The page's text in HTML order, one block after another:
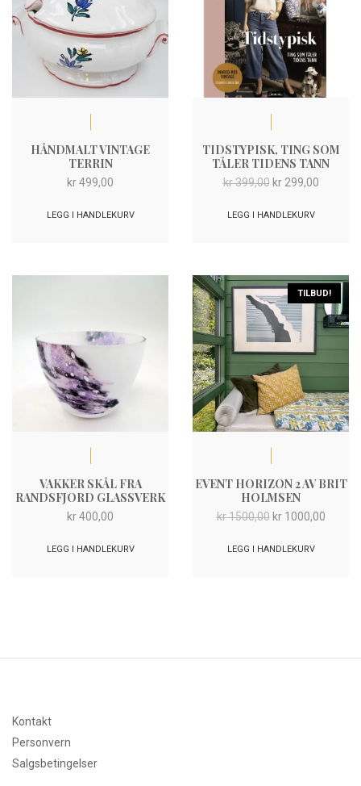
HÅNDMALT VINTAGE
TERRIN
kr499,00
LEGG I HANDLEKURV
TIDSTYPISK, TING SOM
TÅLER TIDENS TANN
kr399,00 Opprinnelig
var:
kr299,00
LEGG I HANDLEKURV
VAKKER SKÅL FRA
RANDSFJORD GLASSVERK
kr400,00
LEGG I HANDLEKURV
TILBUD!
EVENT HORIZON 2 AV BRIT
HOLMSEN
kr1500,00 Opprinnelig
var:
kr1000,00
LEGG I HANDLEKURV
Kontakt
Personvern
Salgsbetingelser